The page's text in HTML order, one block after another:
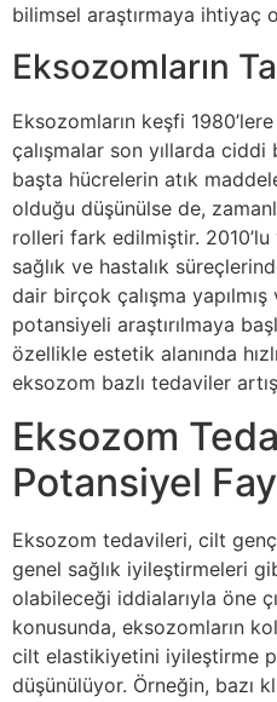
bilimsel araştırmaya ihtiyaç
Eksozomların
Eksozomların keşfi
çalışmalar son yıllarda ciddi
başta hücrelerin atık
olduğu düşünülse de,
rolleri fark edilmiştir. 2010’lu
sağlık ve hastalık
dair birçok çalışma
potansiyeli araştırılmaya
özellikle estetik alanında
eksozom bazlı tedaviler
Eksozom
Potansiyel
Eksozom tedavileri, cilt
genel sağlık iyileştirmeleri
olabileceği iddialarıyla öne
konusunda, eksozomların
cilt elastikiyetini iyileştirme
düşünülüyor. Örneğin, bazı